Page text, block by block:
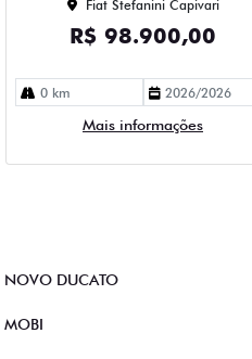
Fiat Stefanini Capivari
R$ 98.900,00
0 km 2026/2026
Mais informações
NOVO DUCATO
MOBI